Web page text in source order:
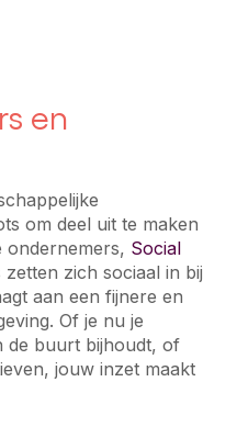
en
om deel uit te maken
ondernemers, Social
zich sociaal in bij
aan een fijnere en
Of je nu je
de buurt bijhoudt, of
jouw inzet maakt